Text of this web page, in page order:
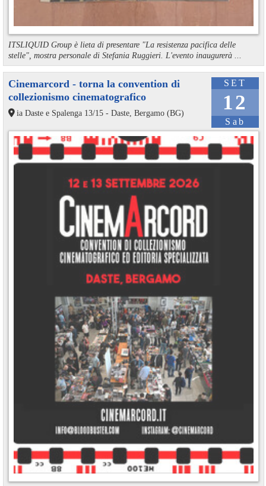
ITSLIQUID Group è lieta di presentare "La resistenza pacifica delle
stelle", mostra personale di Stefania Ruggieri. L'evento inaugurerà ...
SET
12
Sab
Cinemarcord - torna la convention di
collezionismo cinematografico
ia Daste e Spalenga 13/15 - Daste, Bergamo (BG)